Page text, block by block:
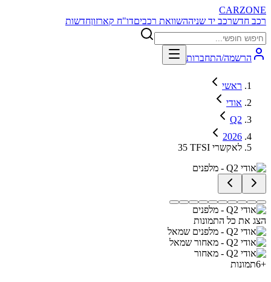
CARZONE
רכב חדשרכב יד שניההשוואת רכביםדו"ח קארזוןחדשות
הרשמה/התחברות
ראשי
אודי
Q2
2026
35 TFSI לאקשרי
הצג את כל התמונות
+
6תמונות